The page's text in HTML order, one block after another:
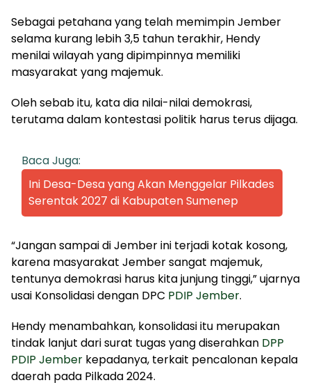
Sebagai petahana yang telah memimpin Jember
selama kurang lebih 3,5 tahun terakhir, Hendy
menilai wilayah yang dipimpinnya memiliki
masyarakat yang majemuk.
Oleh sebab itu, kata dia nilai-nilai demokrasi,
terutama dalam kontestasi politik harus terus dijaga.
Baca Juga:
Ini Desa-Desa yang Akan Menggelar Pilkades
Serentak 2027 di Kabupaten Sumenep
“Jangan sampai di Jember ini terjadi kotak kosong,
karena masyarakat Jember sangat majemuk,
tentunya demokrasi harus kita junjung tinggi,” ujarnya
usai Konsolidasi dengan DPC PDIP Jember.
Hendy menambahkan, konsolidasi itu merupakan
tindak lanjut dari surat tugas yang diserahkan DPP
PDIP Jember kepadanya, terkait pencalonan kepala
daerah pada Pilkada 2024.